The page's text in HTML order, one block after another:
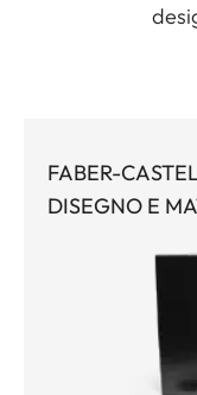
FABER-
DISEGNO E